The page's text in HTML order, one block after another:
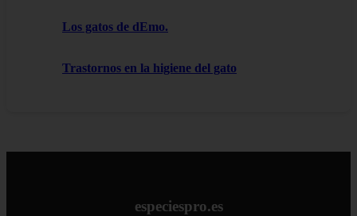
Los gatos de dEmo.
Trastornos en la higiene del gato
especiespro.es